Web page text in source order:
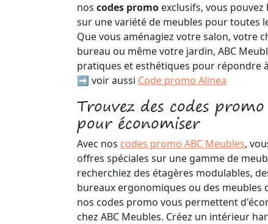
nos codes promo exclusifs, vous
sur une variété de meubles pour toutes
Que vous aménagiez votre salon, votre
bureau ou même votre jardin, ABC
pratiques et esthétiques pour répondre
➡️ voir aussi Code promo Alinea
Trouvez des codes
pour économiser
Avec nos codes promo ABC Meubles,
offres spéciales sur une gamme de
recherchiez des étagères modulables,
bureaux ergonomiques ou des meubles
nos codes promo vous permettent
chez ABC Meubles. Créez un intérieur